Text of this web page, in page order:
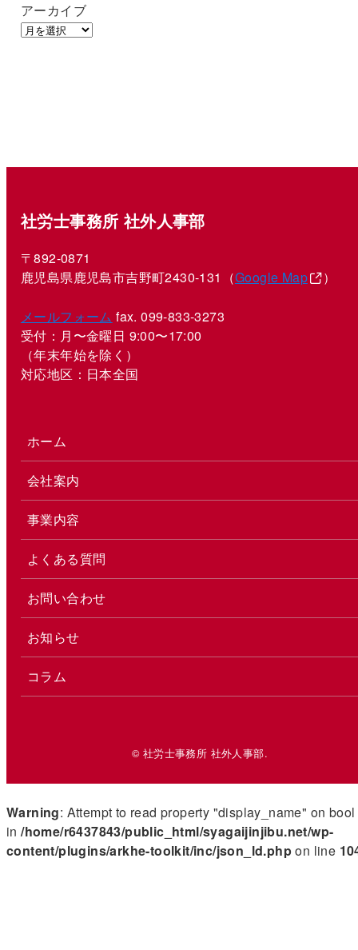
アーカイブ
社労士事務所 社外人事部
〒892-0871
鹿児島県鹿児島市吉野町2430-131（Google Map ）
メールフォーム fax. 099-833-3273
受付：月〜金曜日 9:00〜17:00
（年末年始を除く）
対応地区：日本全国
ホーム
会社案内
事業内容
よくある質問
お問い合わせ
お知らせ
コラム
© 社労士事務所 社外人事部.
Warning: Attempt to read property "display_name" on bool
in/home/r6437843/public_html/syagaijinjibu.net/wp-
content/plugins/arkhe-toolkit/inc/json_ld.phpon line